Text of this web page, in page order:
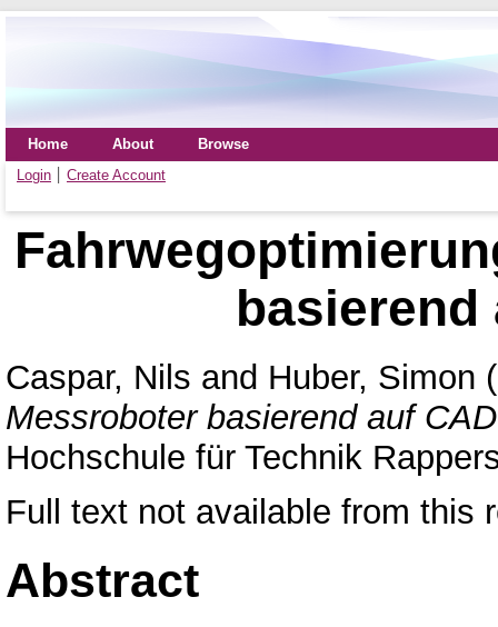
Home About
Browse
Login
Create Account
basierend
Caspar, Nils and Huber, Simon
Messroboter basierend auf
Hochschule für Technik
Full text not available from this
Abstract